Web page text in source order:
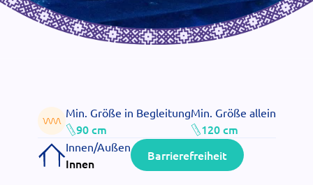
Min. Größe in Begleitung
90 cm
Min. Größe allein
120 cm
Innen/Außen
Innen
Barrierefreiheit